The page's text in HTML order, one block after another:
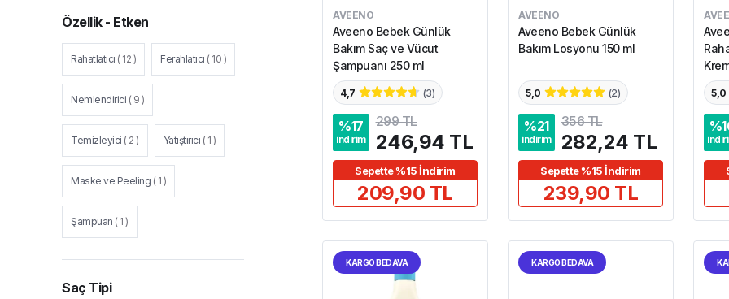
Özellik - Etken
Rahatlatıcı ( 12 ) Ferahlatıcı ( 10 )
Nemlendirici ( 9 )
Temizleyici ( 2 ) Yatıştırıcı ( 1 )
Maske ve Peeling ( 1 )
Şampuan ( 1 )
Saç Tipi
AVEENO
Aveeno Bebek Günlük
Bakım Saç ve Vücut
Şampuanı 250 ml
4,7 (3)
%17
indirim
299 TL
246,94 TL
Sepette %15 İndirim
209,90 TL
AVEENO
Aveeno Bebek Günlük
Bakım Losyonu 150 ml
5,0 (2)
%21
indirim
356 TL
282,24 TL
Sepette %15 İndirim
239,90 TL
5,0
%
KARGO BEDAVA KARGO BEDAVA